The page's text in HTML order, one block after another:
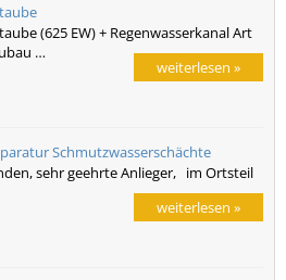
(625 EW) + Regenwasserkanal Art
…
weiterlesen »
Schmutzwasserschächte
sehr geehrte Anlieger, im Ortsteil
weiterlesen »